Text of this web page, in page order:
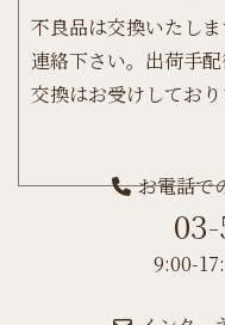
不良品は交換いたし
連絡下さい。出荷手
交換はお受けしており
お電話で
9:00-